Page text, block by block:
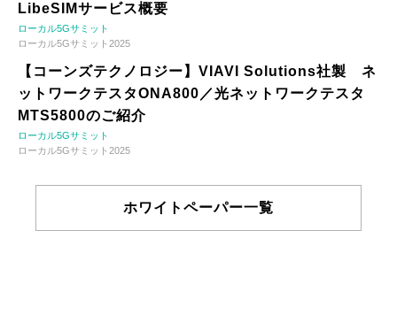
LibeSIMサービス概要
ローカル5Gサミット
ローカル5Gサミット2025
【コーンズテクノロジー】VIAVI Solutions社製 ネ
ットワークテスタONA800／光ネットワークテスタ
MTS5800のご紹介
ローカル5Gサミット
ローカル5Gサミット2025
ホワイトペーパー一覧